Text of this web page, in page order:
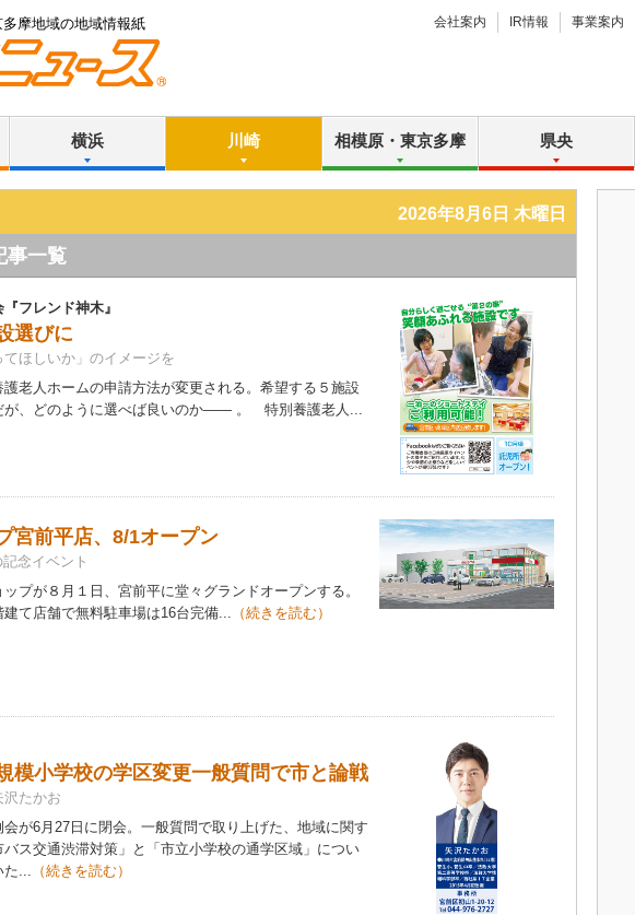
摩地域の地域情報紙 会社案内 IR情報 事業案内
横浜 川崎 相模原・東京多摩 県央
2026年8月6日 木曜日
事一覧
フレンド神木』
選びに
てほしいか」のイメージを
老人ホームの申請方法が変更される。希望する５施設
が、どのように選べば良いのか―― 。 特別養護老人...
宮前平店、8/1オープン
念イベント
プが８月１日、宮前平に堂々グランドオープンする。
て店舗で無料駐車場は16台完備... （続きを読む）
模小学校の学区変更一般質問で市と論戦
たかお
が6月27日に閉会。一般質問で取り上げた、地域に関す
ス交通渋滞対策」と「市立小学校の通学区域」につい
た... （続きを読む）